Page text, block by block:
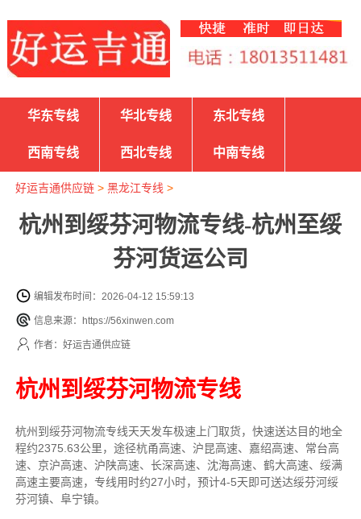
华东专线 华北专线 东北专线
西南专线 西北专线 中南专线
好运吉通供应链> 黑龙江专线 >
杭州到绥芬河物流专线-杭州至绥
芬河货运公司
编辑发布时间：2026-04-12 15:59:13
信息来源：https://56xinwen.com
作者：好运吉通供应链
杭州到绥芬河物流专线
杭州到绥芬河物流专线天天发车极速上门取货，快速送达目的地全
程约2375.63公里，途径杭甬高速、沪昆高速、嘉绍高速、常台高
速、京沪高速、沪陕高速、长深高速、沈海高速、鹤大高速、绥满
高速主要高速，专线用时约27小时，预计4-5天即可送达绥芬河绥
芬河镇、阜宁镇。